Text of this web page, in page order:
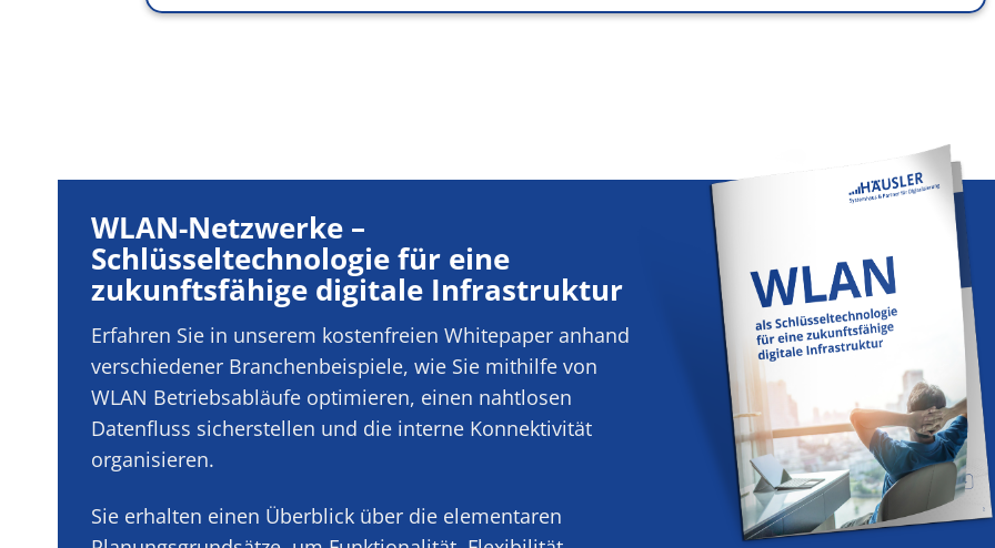
WLAN-Netzwerke –
Schlüsseltechnologie für eine
zukunftsfähige digitale Infrastruktur
Erfahren Sie in unserem kostenfreien Whitepaper anhand
verschiedener Branchenbeispiele, wie Sie mithilfe von
WLAN Betriebsabläufe optimieren, einen nahtlosen
Datenfluss sicherstellen und die interne Konnektivität
organisieren.
Sie erhalten einen Überblick über die elementaren